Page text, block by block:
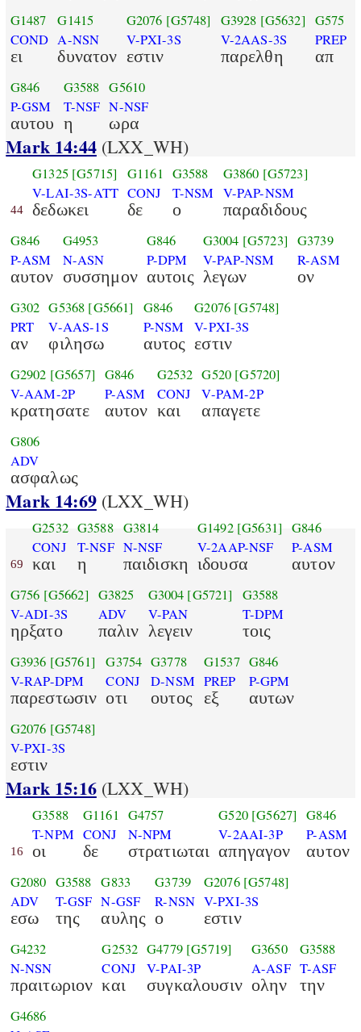
G1487
COND
ει
G1415
A-NSN
δυνατον
G2076 [G5748]
V-PXI-3S
εστιν
G3928 [G5632]
V-2AAS-3S
παρελθη
G575
PREP
απ
G846
P-GSM
αυτου
G3588
T-NSF
η
G5610
N-NSF
ωρα
Mark 14:44(LXX_WH)
44
G1325 [G5715]
V-LAI-3S-ATT
δεδωκει
G1161
CONJ
δε
G3588
T-NSM
ο
G3860 [G5723]
V-PAP-NSM
παραδιδους
G846
P-ASM
αυτον
G4953
N-ASN
συσσημον
G846
P-DPM
αυτοις
G3004 [G5723]
V-PAP-NSM
λεγων
G3739
R-ASM
ον
G302
PRT
αν
G5368 [G5661]
V-AAS-1S
φιλησω
G846
P-NSM
αυτος
G2076 [G5748]
V-PXI-3S
εστιν
G2902 [G5657]
V-AAM-2P
κρατησατε
G846
P-ASM
αυτον
G2532
CONJ
και
G520 [G5720]
V-PAM-2P
απαγετε
G806
ADV
ασφαλως
Mark 14:69(LXX_WH)
69
G2532
CONJ
και
G3588
T-NSF
η
G3814
N-NSF
παιδισκη
G1492 [G5631]
V-2AAP-NSF
ιδουσα
G846
P-ASM
αυτον
G756 [G5662]
V-ADI-3S
ηρξατο
G3825
ADV
παλιν
G3004 [G5721]
V-PAN
λεγειν
G3588
T-DPM
τοις
G3936 [G5761]
V-RAP-DPM
παρεστωσιν
G3754
CONJ
οτι
G3778
D-NSM
ουτος
G1537
PREP
εξ
G846
P-GPM
αυτων
G2076 [G5748]
V-PXI-3S
εστιν
Mark 15:16(LXX_WH)
16
G3588
T-NPM
οι
G1161
CONJ
δε
G4757
N-NPM
στρατιωται
G520 [G5627]
V-2AAI-3P
απηγαγον
G846
P-ASM
αυτον
G2080
ADV
εσω
G3588
T-GSF
της
G833
N-GSF
αυλης
G3739
R-NSN
ο
G2076 [G5748]
V-PXI-3S
εστιν
G4232
N-NSN
πραιτωριον
G2532
CONJ
και
G4779 [G5719]
V-PAI-3P
συγκαλουσιν
G3650
A-ASF
ολην
G3588
T-ASF
την
G4686